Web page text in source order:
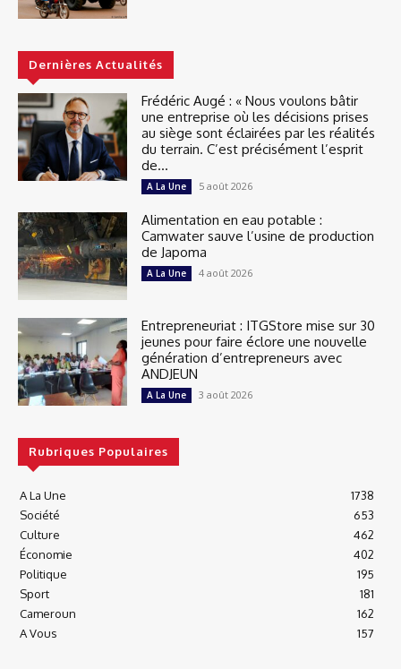
Dernières Actualités
Frédéric Augé : « Nous voulons bâtir
une entreprise où les décisions prises
au siège sont éclairées par les réalités
du terrain. C’est précisément l’esprit
de...
A La Une 5 août 2026
Alimentation en eau potable :
Camwater sauve l’usine de production
de Japoma
A La Une 4 août 2026
Entrepreneuriat : ITGStore mise sur 30
jeunes pour faire éclore une nouvelle
génération d’entrepreneurs avec
ANDJEUN
A La Une 3 août 2026
Rubriques Populaires
A La Une
1738
Société
653
Culture
462
Économie
402
Politique
195
Sport
181
Cameroun
162
A Vous
157